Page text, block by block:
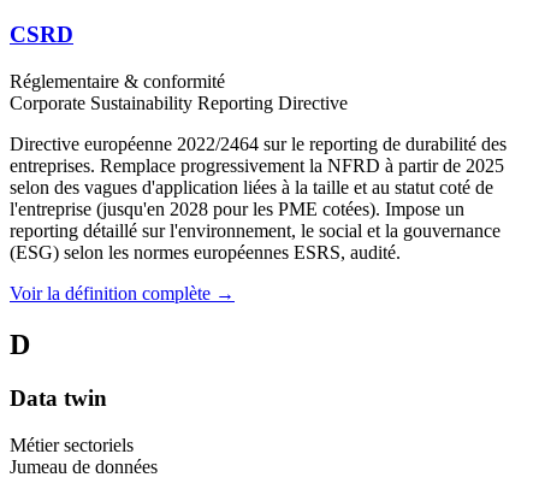
CSRD
Réglementaire & conformité
Corporate Sustainability Reporting Directive
Directive européenne 2022/2464 sur le reporting de durabilité des
entreprises. Remplace progressivement la NFRD à partir de 2025
selon des vagues d'application liées à la taille et au statut coté de
l'entreprise (jusqu'en 2028 pour les PME cotées). Impose un
reporting détaillé sur l'environnement, le social et la gouvernance
(ESG) selon les normes européennes ESRS, audité.
Voir la définition complète →
D
Data twin
Métier sectoriels
Jumeau de données